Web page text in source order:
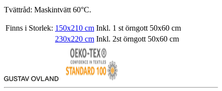
Tvättråd: Maskintvätt 60°C.
Finns i Storlek: 150x210 cm Inkl. 1 st örngott 50x60 cm
230x220 cm Inkl. 2st örngott 50x60 cm